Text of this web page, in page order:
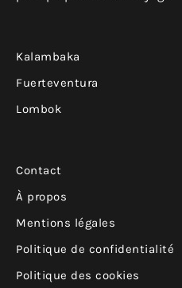
Kalambaka
Fuerteventura
Lombok
Contact
À propos
Mentions légales
Politique de confidentialité
Politique des cookies